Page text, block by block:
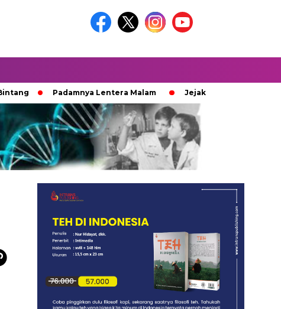
Padamnya Lentera Malam Jejak 100 Hari Pemburu Kayu